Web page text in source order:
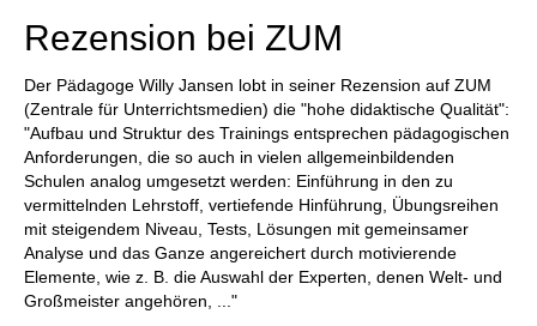
Rezension bei ZUM
Der Pädagoge Willy Jansen lobt in seiner Rezension auf ZUM
(Zentrale für Unterrichtsmedien) die "hohe didaktische Qualität":
"Aufbau und Struktur des Trainings entsprechen pädagogischen
Anforderungen, die so auch in vielen allgemeinbildenden
Schulen analog umgesetzt werden: Einführung in den zu
vermittelnden Lehrstoff, vertiefende Hinführung, Übungsreihen
mit steigendem Niveau, Tests, Lösungen mit gemeinsamer
Analyse und das Ganze angereichert durch motivierende
Elemente, wie z. B. die Auswahl der Experten, denen Welt- und
Großmeister angehören, ..."